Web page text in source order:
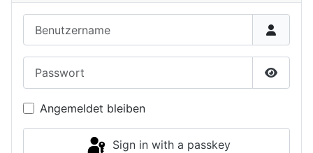
Show
Angemeldet bleiben
Sign in with a passkey